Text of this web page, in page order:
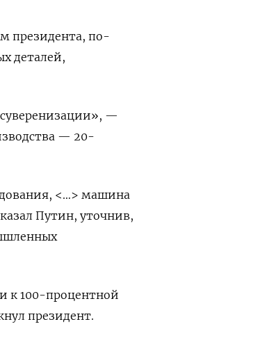
президента, по-
деталей,
—
— 20-
<…> машина
Путин, уточнив,
к 100-процентной
президент.